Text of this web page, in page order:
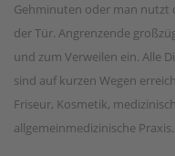
Gehminuten oder man
der Tür. Angrenzende
und zum Verweilen ein. Alle
sind auf kurzen Wegen
Friseur, Kosmetik,
allgemeinmedizinische Praxis.